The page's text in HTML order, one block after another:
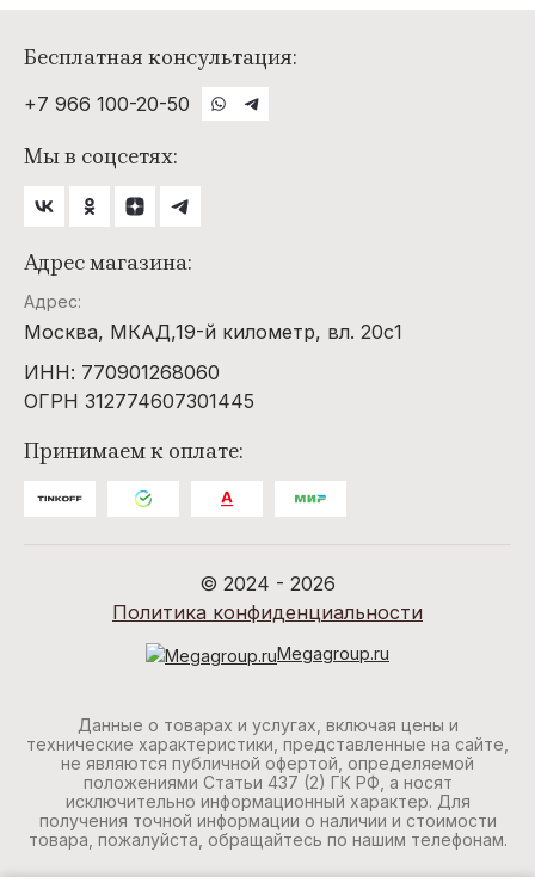
Бесплатная консультация:
+7 966 100-20-50
Мы в соцсетях:
Адрес магазина:
Адрес:
Москва, МКАД,19-й километр, вл. 20с1
ИНН: 770901268060
ОГРН 312774607301445
Принимаем к оплате:
© 2024 - 2026
Политика конфиденциальности
Megagroup.ru
Данные о товарах и услугах, включая цены и
технические характеристики, представленные на сайте,
не являются публичной офертой, определяемой
положениями Статьи 437 (2) ГК РФ, а носят
исключительно информационный характер. Для
получения точной информации о наличии и стоимости
товара, пожалуйста, обращайтесь по нашим телефонам.